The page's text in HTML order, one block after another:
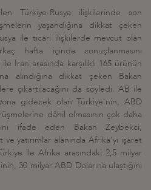
Türkiye-Rusya ilişkilerinde son
yaşandığına dikkat çeken
ile ticari ilişkilerde mevcut olan
hafta içinde sonuçlanmasını
İran arasında karşılıklı 165 ürünün
alındığına dikkat çeken Bakan
çıkartılacağını da söyledi. AB ile
gidecek olan Türkiye'nin, ABD
dâhil olmasının çok daha
ifade eden Bakan Zeybekci,
yatırımlar alanında Afrika'yı işaret
ile Afrika arasındaki 2,5 milyar
30 milyar ABD Dolarına ulaştığını